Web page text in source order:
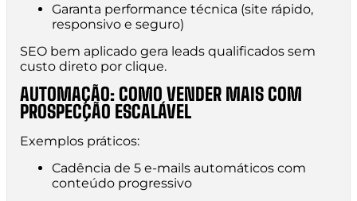
Garanta performance técnica (site rápido,
responsivo e seguro)
SEO bem aplicado gera leads qualificados sem
custo direto por clique.
AUTOMAÇÃO: COMO VENDER MAIS COM
PROSPECÇÃO ESCALÁVEL
Exemplos práticos:
Cadência de 5 e-mails automáticos com
conteúdo progressivo